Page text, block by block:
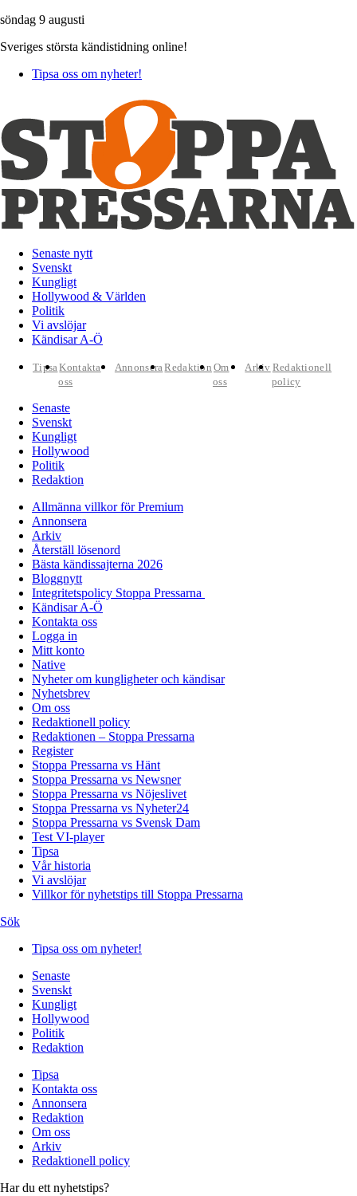
söndag 9 augusti
Sveriges största kändistidning online!
Tipsa oss om nyheter!
Senaste nytt
Svenskt
Kungligt
Hollywood & Världen
Politik
Vi avslöjar
Kändisar A-Ö
TipsaKontakta
oss
AnnonseraRedaktion Om
oss
Arkiv Redaktionell
policy
Senaste
Svenskt
Kungligt
Hollywood
Politik
Redaktion
Allmänna villkor för Premium
Annonsera
Arkiv
Återställ lösenord
Bästa kändissajterna 2026
Bloggnytt
Integritetspolicy Stoppa Pressarna
Kändisar A-Ö
Kontakta oss
Logga in
Mitt konto
Native
Nyheter om kungligheter och kändisar
Nyhetsbrev
Om oss
Redaktionell policy
Redaktionen – Stoppa Pressarna
Register
Stoppa Pressarna vs Hänt
Stoppa Pressarna vs Newsner
Stoppa Pressarna vs Nöjeslivet
Stoppa Pressarna vs Nyheter24
Stoppa Pressarna vs Svensk Dam
Test VI-player
Tipsa
Vår historia
Vi avslöjar
Villkor för nyhetstips till Stoppa Pressarna
Sök
Tipsa oss om nyheter!
Senaste
Svenskt
Kungligt
Hollywood
Politik
Redaktion
Tipsa
Kontakta oss
Annonsera
Redaktion
Om oss
Arkiv
Redaktionell policy
Har du ett nyhetstips?